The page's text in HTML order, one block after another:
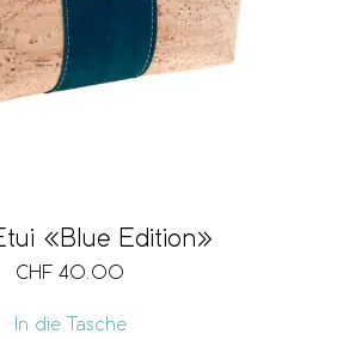
«Blue Edition»
CHF 40.00
In die Tasche